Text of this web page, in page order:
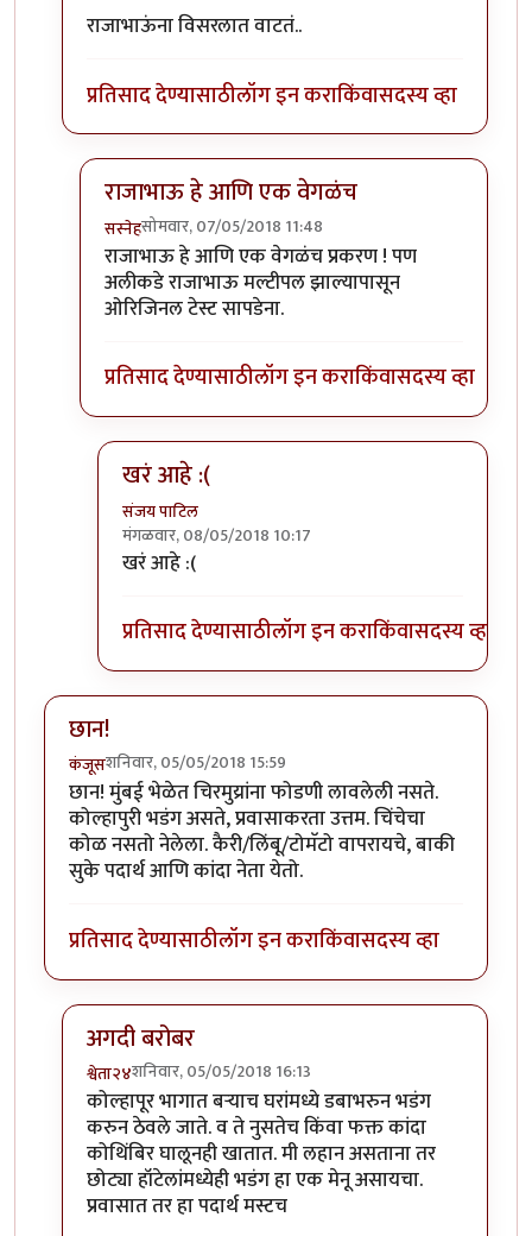
राजाभाऊंना विसरलात वाटतं..
प्रतिसाद देण्यासाठीलॉग इन कराकिंवासदस्य व्हा
राजाभाऊ हे आणि एक वेगळंच
सस्नेहसोमवार, 07/05/2018 11:48
In reply toबाकी भेळ ही रंकाळ्याचं वारंby
राजाभाऊ हे आणि एक वेगळंच प्रकरण ! पण
अलीकडे राजाभाऊ मल्टीपल झाल्यापासून
ओरिजिनल टेस्ट सापडेना.
प्रतिसाद देण्यासाठीलॉग इन कराकिंवासदस्य व्हा
खरं आहे :(
संजय पाटिल
मंगळवार, 08/05/2018 10:17
In reply to
खरं आहे :(
प्रतिसाद देण्यासाठीलॉग इन कराकिंवासदस्य व्हा
छान!
कंजूसशनिवार, 05/05/2018 15:59
छान! मुंबई भेळेत चिरमुय्रांना फोडणी लावलेली नसते.
कोल्हापुरी भडंग असते, प्रवासाकरता उत्तम. चिंचेचा
कोळ नसतो नेलेला. कैरी/लिंबू/टोमॅटो वापरायचे, बाकी
सुके पदार्थ आणि कांदा नेता येतो.
प्रतिसाद देण्यासाठीलॉग इन कराकिंवासदस्य व्हा
अगदी बरोबर
श्वेता२४शनिवार, 05/05/2018 16:13
In reply toछान!byकंजूस
कोल्हापूर भागात बऱ्याच घरांमध्ये डबाभरुन भडंग
करुन ठेवले जाते. व ते नुसतेच किंवा फक्त कांदा
कोथिंबिर घालूनही खातात. मी लहान असताना तर
छोट्या हॉटेलांमध्येही भडंग हा एक मेनू असायचा.
प्रवासात तर हा पदार्थ मस्टच